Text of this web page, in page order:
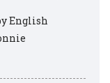
English